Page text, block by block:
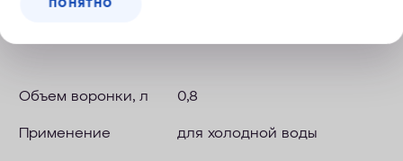
Объем воронки, л 0,8
Применение для холодной воды
ПОНЯТНО